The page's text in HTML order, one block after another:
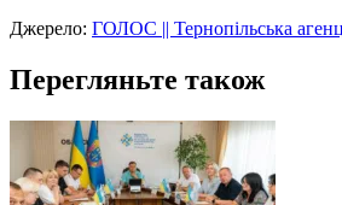
Джерело: ГОЛОС || Тернопільська
Перегляньте також